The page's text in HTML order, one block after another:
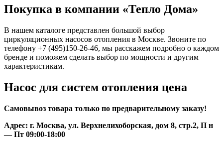
Покупка в компании «Тепло Дома»
В нашем каталоге представлен большой выбор
циркуляционных насосов отопления в Москве. Звоните по
телефону +7 (495)150-26-46, мы расскажем подробно о каждом
бренде и поможем сделать выбор по мощности и другим
характеристикам.
Насос для систем отопления цена
Самовывоз товара только по предварительному заказу!
Адрес: г. Москва, ул. Верхнелихоборская, дом 8, стр.2, П н
— Пт 09:00-18:00